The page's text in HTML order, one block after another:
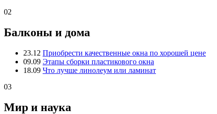
02
Балконы и дома
23.12 Приобрести качественные окна по хорошей цене
09.09 Этапы сборки пластикового окна
18.09 Что лучше линолеум или ламинат
03
Мир и наука